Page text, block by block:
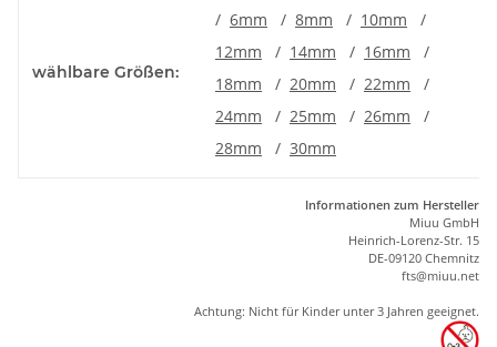
wählbare Größen:
/ 6mm / 8mm / 10mm
/
12mm
/ 14mm / 16mm
/
18mm
/ 20mm / 22mm
/
24mm
/ 25mm / 26mm
/
28mm
/ 30mm
Informationen zum Hersteller
Miuu GmbH
Heinrich-Lorenz-Str. 15
DE-09120 Chemnitz
fts@miuu.net
Achtung: Nicht für Kinder unter 3 Jahren geeignet.